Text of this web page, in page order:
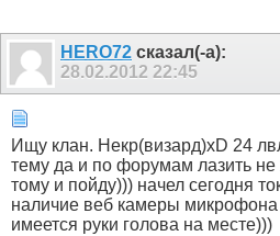
HERO72 сказал(-а):
28.02.2012 22:45
Ищу клан. Некр(визард)xD 24
тему да и по форумам лазить не
тому и пойду))) начел сегодня
наличие веб камеры
имеется руки голова на месте)))